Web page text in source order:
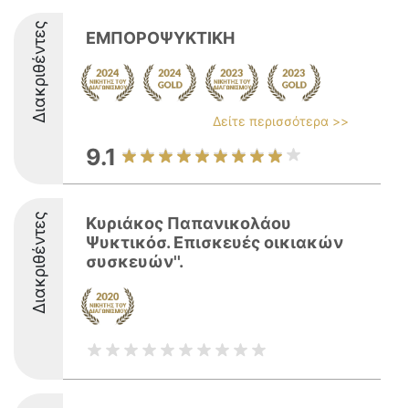
Διακριθέντες ΕΜΠΟΡΟΨΥΚΤΙΚΗ
Δείτε περισσότερα >>
9.1
Διακριθέντες
Κυριάκος Παπανικολάου
Ψυκτικόσ. Επισκευές οικιακών
συσκευών''.